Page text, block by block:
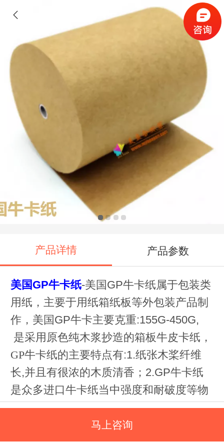
美国牛卡纸 GP金桥
产品详情 产品参数
美国GP牛卡纸-美国GP牛卡纸属于包装类
用纸，主要于用纸箱纸板等外包装产品制
作，美国GP牛卡主要克重:155G-450G,
是采用原色纯木浆抄造的箱板牛皮卡纸 ，
GP牛卡纸的主要特点有:1.纸张木桨纤维
长,并且有很浓的木质清香；2.GP牛卡纸
是众多进口牛卡纸当中强度和耐破度等物
理技术指标优异者之一. 常备库存千吨以
上，常用克重齐全，规格众多，是你选择
美国进口牛卡纸的首选，我们可以为客户
马上咨询